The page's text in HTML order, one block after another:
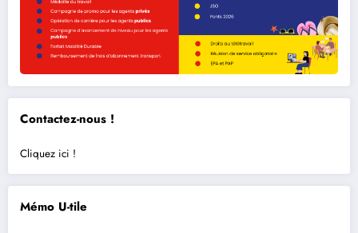
Contactez-nous !
Cliquez ici !
Mémo U-tile